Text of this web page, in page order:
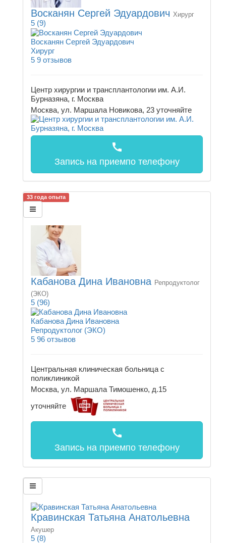
Восканян Сергей Эдуардович Хирург
5 (9)
Восканян Сергей Эдуардович
Хирург
5 9 отзывов
Центр хирургии и трансплантологии им. А.И.
Бурназяна, г. Москва
Москва, ул. Маршала Новикова, 23 уточняйте
call
Запись на приемпо телефону
33 года опыта
Кабанова Дина Ивановна Репродуктолог
(ЭКО)
5 (96)
Кабанова Дина Ивановна
Репродуктолог (ЭКО)
5 96 отзывов
Центральная клиническая больница с
поликлиникой
Москва, ул. Маршала Тимошенко, д.15
уточняйте
call
Запись на приемпо телефону
Кравинская Татьяна Анатольевна
Акушер
5 (8)